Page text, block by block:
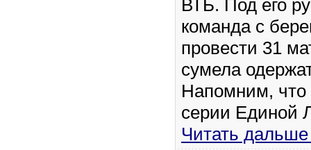
ВТБ. Под его
команда с
провести 31
сумела
Напомним,
серии Единой
Читать